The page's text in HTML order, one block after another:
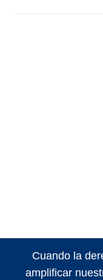
Cuando la
amplificar